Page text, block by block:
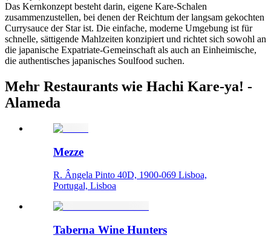
Das Kernkonzept besteht darin, eigene Kare-Schalen
zusammenzustellen, bei denen der Reichtum der langsam gekochten
Currysauce der Star ist. Die einfache, moderne Umgebung ist für
schnelle, sättigende Mahlzeiten konzipiert und richtet sich sowohl an
die japanische Expatriate-Gemeinschaft als auch an Einheimische,
die authentisches japanisches Soulfood suchen.
Mehr Restaurants wie Hachi Kare-ya! -
Alameda
Mezze
R. Ângela Pinto 40D, 1900-069 Lisboa,
Portugal, Lisboa
Taberna Wine Hunters